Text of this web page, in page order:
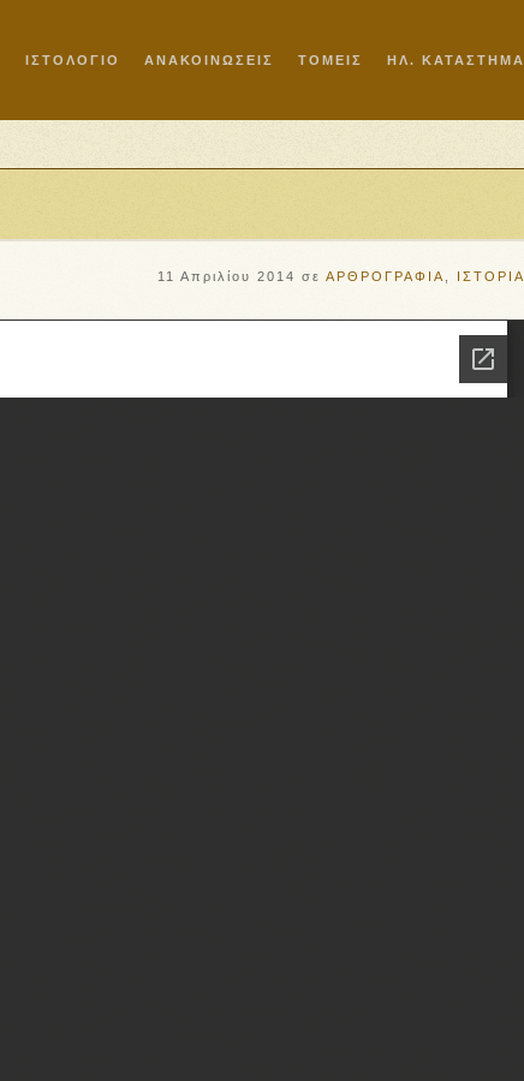
ΙΣΤΟΛΟΓΙΟ ΑΝΑΚΟΙΝΩΣΕΙΣ ΤΟΜΕΙΣ ΗΛ. ΚΑΤΑΣΤΗΜΑ
11 Απριλίου 2014 σε ΑΡΘΡΟΓΡΑΦΙΑ ΙΣΤΟΡΙΑ